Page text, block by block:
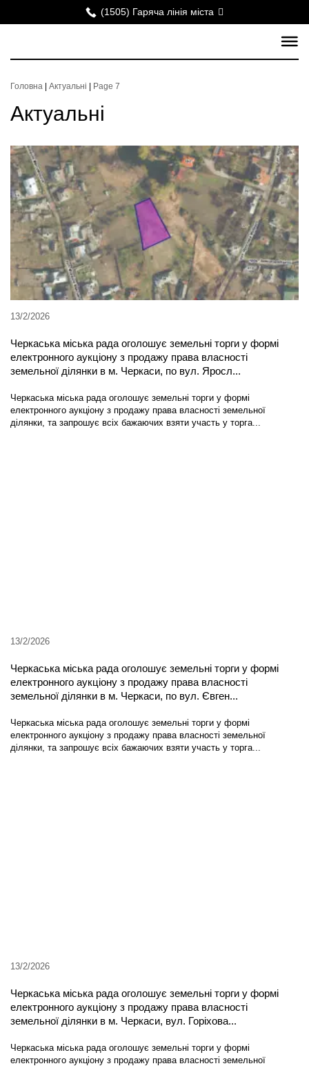
(1505) Гаряча лінія міста
Головна Актуальні Page 7
Актуальні
13/2/2026
Черкаська міська рада оголошує земельні торги у формі
електронного аукціону з продажу права власності
земельної ділянки в м. Черкаси, по вул. Яросл...
Черкаська міська рада оголошує земельні торги у формі
електронного аукціону з продажу права власності земельної
ділянки, та запрошує всіх бажаючих взяти участь у торга...
13/2/2026
Черкаська міська рада оголошує земельні торги у формі
електронного аукціону з продажу права власності
земельної ділянки в м. Черкаси, по вул. Євген...
Черкаська міська рада оголошує земельні торги у формі
електронного аукціону з продажу права власності земельної
ділянки, та запрошує всіх бажаючих взяти участь у торга...
13/2/2026
Черкаська міська рада оголошує земельні торги у формі
електронного аукціону з продажу права власності
земельної ділянки в м. Черкаси, вул. Горіхова...
Черкаська міська рада оголошує земельні торги у формі
електронного аукціону з продажу права власності земельної